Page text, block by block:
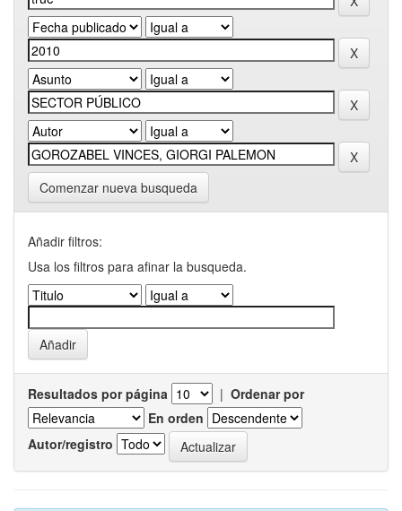
Comenzar nueva busqueda
Añadir filtros:
Usa los filtros para afinar la busqueda.
Resultados por página | Ordenar por
En orden
Autor/registro